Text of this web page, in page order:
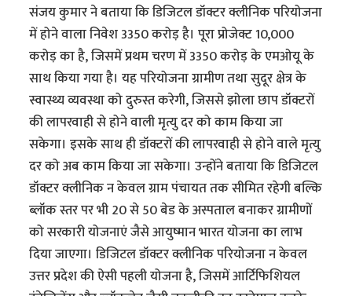
संजय कुमार ने बताया कि डिजिटल डॉक्टर क्लीनिक परियोजना
में होने वाला निवेश 3350 करोड़ है। पूरा प्रोजेक्ट 10,000
करोड़ का है, जिसमें प्रथम चरण में 3350 करोड़ के एमओयू के
साथ किया गया है। यह परियोजना ग्रामीण तथा सुदूर क्षेत्र के
स्वास्थ्य व्यवस्था को दुरुस्त करेगी, जिससे झोला छाप डॉक्टरों
की लापरवाही से होने वाली मृत्यु दर को काम किया जा
सकेगा। इसके साथ ही डॉक्टरों की लापरवाही से होने वाले मृत्यु
दर को अब काम किया जा सकेगा। उन्होंने बताया कि डिजिटल
डॉक्टर क्लीनिक न केवल ग्राम पंचायत तक सीमित रहेगी बल्कि
ब्लॉक स्तर पर भी 20 से 50 बेड के अस्पताल बनाकर ग्रामीणों
को सरकारी योजनाएं जैसे आयुष्मान भारत योजना का लाभ
दिया जाएगा। डिजिटल डॉक्टर क्लीनिक परियोजना न केवल
उत्तर प्रदेश की ऐसी पहली योजना है, जिसमें आर्टिफिशियल